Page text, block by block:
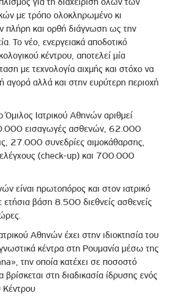
με τρόπο ολοκληρωμένο κι
πλήρη και ορθή διάγνωση ως την
To νέο, ενεργειακά αποδοτικό
κέντρου, αποτελεί μία
με τεχνολογία αιχμής και στόχο να
αγορά αλλά και στην ευρύτερη περιοχή
Όμιλος Ιατρικού Αθηνών αριθμεί
εισαγωγές ασθενών, 62.000
27.000 συνεδρίες αιμοκάθαρσης,
(check-up) και 700.000
είναι πρωτοπόρος και στον ιατρικό
ετήσια βάση 8.500 διεθνείς ασθενείς
Αθηνών έχει στην ιδιοκτησία του
κέντρα στη Ρουμανία μέσω της
την οποία κατέχει σε ποσοστό
στη διαδικασία ίδρυσης ενός
Κέντρου